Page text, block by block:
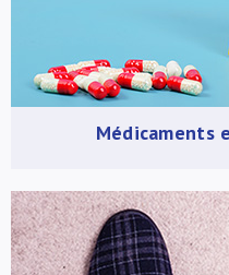
Médicaments